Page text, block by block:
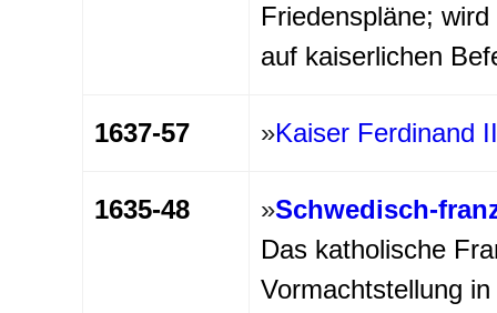
Friedenspläne;
auf kaiserlichen
1637-57 »Kaiser Ferdinand
1635-48 »Schwedisch-
Das katholische
Vormachtstellung